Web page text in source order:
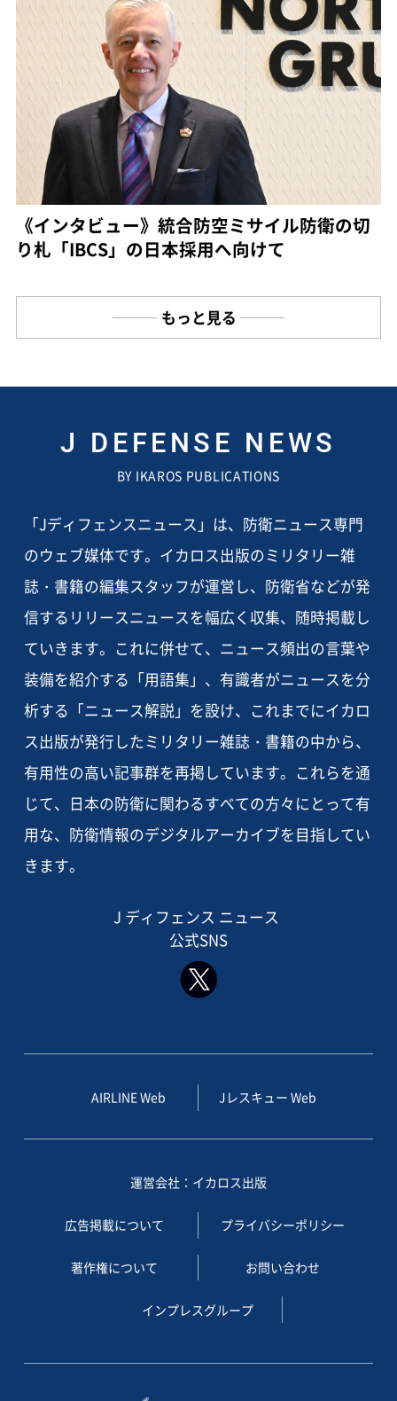
《インタビュー》統合防空ミサイル防衛の切
り札「IBCS」の日本採用へ向けて
もっと見る
J DEFENSE NEWS
BY IKAROS PUBLICATIONS
「Jディフェンスニュース」は、防衛ニュース専門
のウェブ媒体です。イカロス出版のミリタリー雑
誌・書籍の編集スタッフが運営し、防衛省などが発
信するリリースニュースを幅広く収集、随時掲載し
ていきます。これに併せて、ニュース頻出の言葉や
装備を紹介する「用語集」、有識者がニュースを分
析する「ニュース解説」を設け、これまでにイカロ
ス出版が発行したミリタリー雑誌・書籍の中から、
有用性の高い記事群を再掲しています。これらを通
じて、日本の防衛に関わるすべての方々にとって有
用な、防衛情報のデジタルアーカイブを目指してい
きます。
J ディフェンス ニュース
公式SNS
AIRLINE Web Jレスキュー Web
運営会社：イカロス出版
広告掲載について プライバシーポリシー
著作権について お問い合わせ
インプレスグループ